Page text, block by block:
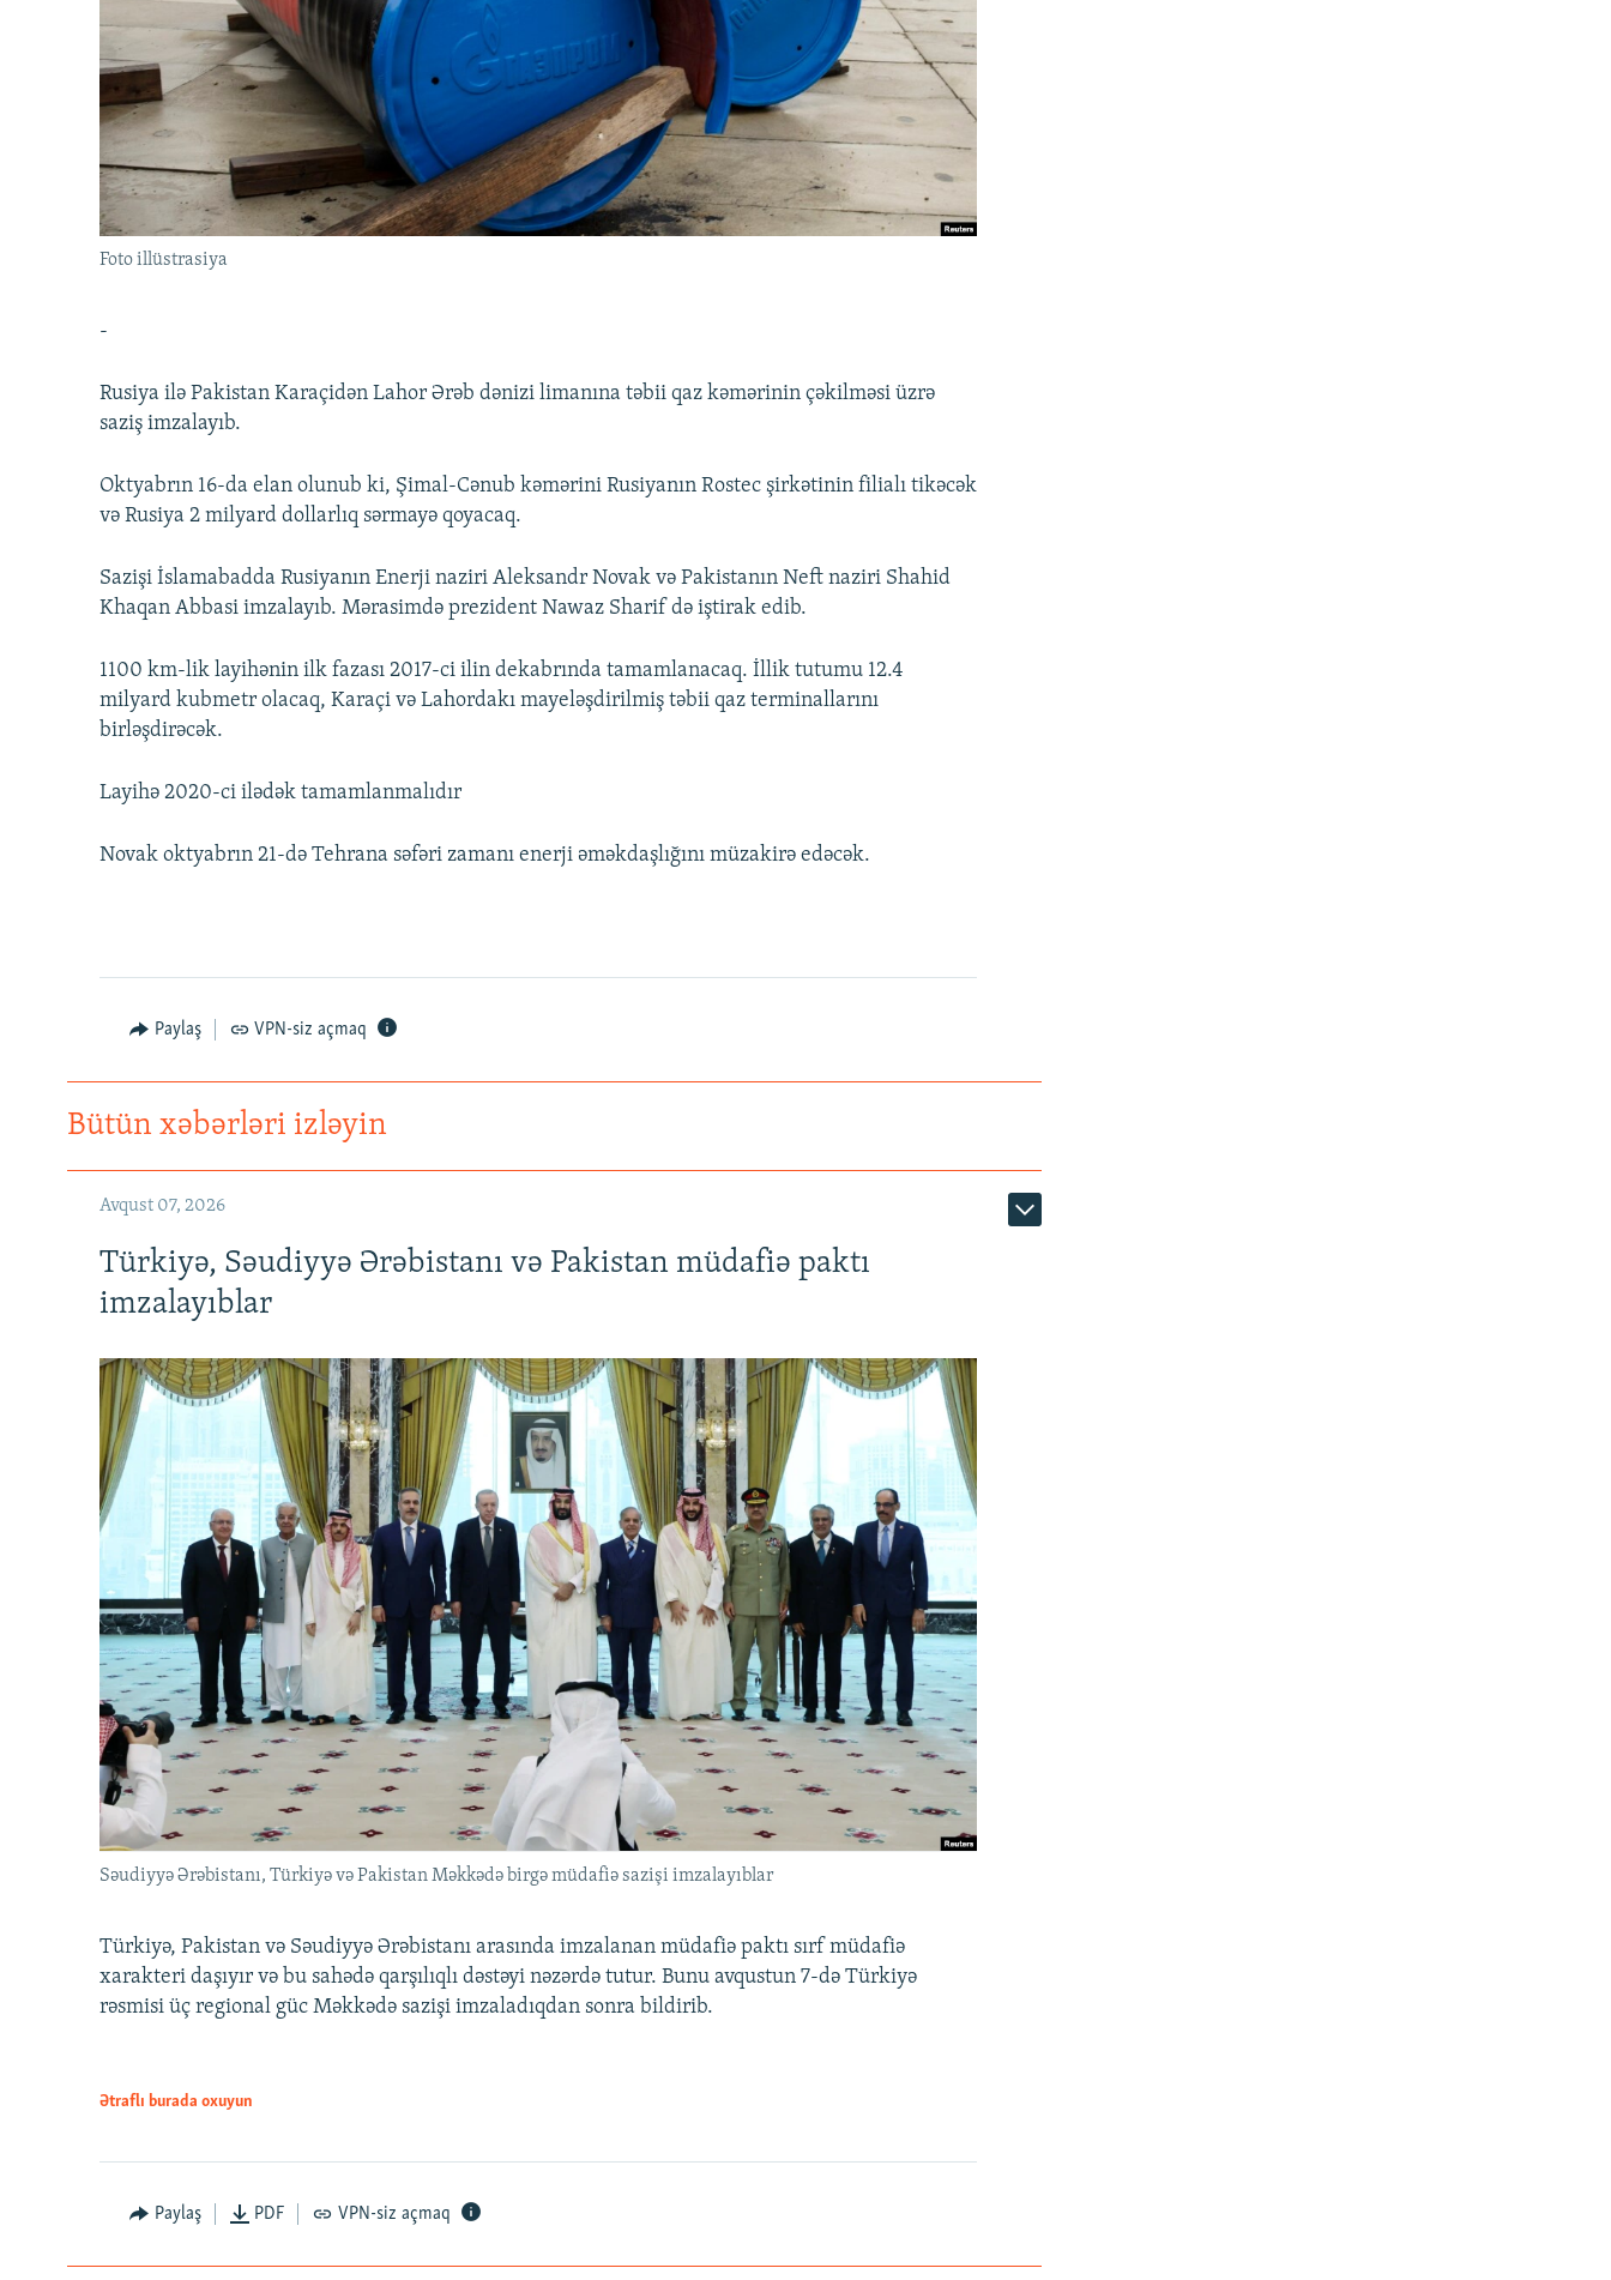
KARIKATURA
İSLAM VƏ DEMOKRATIYA
İZ - MƏDƏNIYYƏT PROQRAMI
PEŞƏ ETIKASI VƏ JURNALISTIKA
STANDARTLARIMIZ
MATERIALLARIMIZDAN ISTIFADƏ
AZADLIQRADIOSU MOBIL TELEFONUNUZDA
BIZIMLƏ ƏLAQƏ
Foto illüstrasiya
-
Rusiya ilə Pakistan Karaçidən Lahor Ərəb dənizi limanına təbii qaz kəmərinin çəkilməsi üzrə
saziş imzalayıb.
Oktyabrın 16-da elan olunub ki, Şimal-Cənub kəmərini Rusiyanın Rostec şirkətinin filialı tikəcək
və Rusiya 2 milyard dollarlıq sərmayə qoyacaq.
Sazişi İslamabadda Rusiyanın Enerji naziri Aleksandr Novak və Pakistanın Neft naziri Shahid
Khaqan Abbasi imzalayıb. Mərasimdə prezident Nawaz Sharif də iştirak edib.
1100 km-lik layihənin ilk fazası 2017-ci ilin dekabrında tamamlanacaq. İllik tutumu 12.4
milyard kubmetr olacaq, Karaçi və Lahordakı mayeləşdirilmiş təbii qaz terminallarını
birləşdirəcək.
Layihə 2020-ci ilədək tamamlanmalıdır
Novak oktyabrın 21-də Tehrana səfəri zamanı enerji əməkdaşlığını müzakirə edəcək.
Paylaş VPN-siz açmaq
Bütün xəbərləri izləyin
Avqust 07, 2026
Türkiyə, Səudiyyə Ərəbistanı və Pakistan müdafiə paktı
imzalayıblar
Səudiyyə Ərəbistanı, Türkiyə və Pakistan Məkkədə birgə müdafiə sazişi imzalayıblar
Türkiyə, Pakistan və Səudiyyə Ərəbistanı arasında imzalanan müdafiə paktı sırf müdafiə
xarakteri daşıyır və bu sahədə qarşılıqlı dəstəyi nəzərdə tutur. Bunu avqustun 7-də Türkiyə
rəsmisi üç regional güc Məkkədə sazişi imzaladıqdan sonra bildirib.
Ətraflı burada oxuyun
Paylaş PDF VPN-siz açmaq